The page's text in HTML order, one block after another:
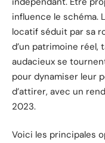
influence le schéma.
locatif séduit par sa
d’un patrimoine réel,
audacieux se
pour dynamiser leur
d’attirer, avec un
2023.
Voici les principales